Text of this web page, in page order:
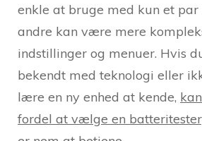
enkle at bruge med kun et par
andre kan være mere
indstillinger og menuer. Hvis
bekendt med teknologi eller
lære en ny enhed at kende,
fordel at vælge en